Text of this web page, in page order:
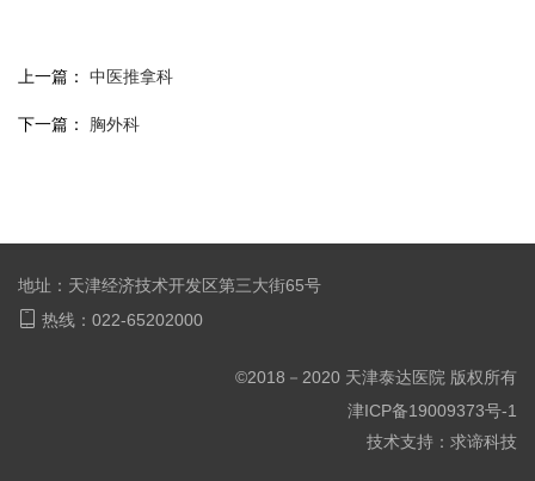
上一篇： 中医推拿科
下一篇： 胸外科
地址：天津经济技术开发区第三大街65号
热线：022-65202000
©2018－2020 天津泰达医院 版权所有
津ICP备19009373号-1
技术支持： 求谛科技